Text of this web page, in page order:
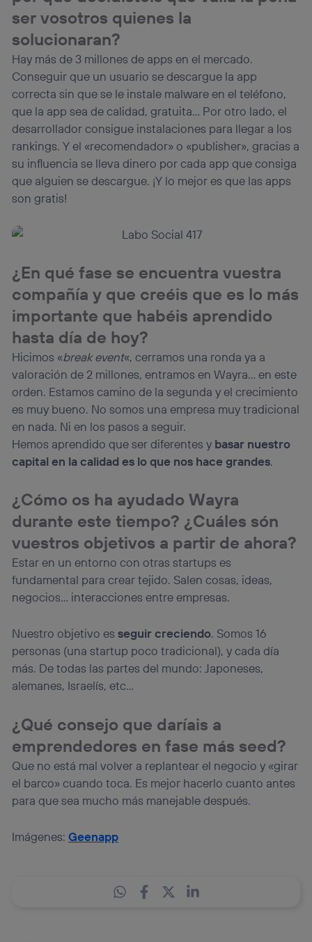
ser vosotros quienes la
solucionaran?
Hay más de 3 millones de apps en el mercado.
Conseguir que un usuario se descargue la app
correcta sin que se le instale malware en el teléfono,
que la app sea de calidad, gratuita… Por otro lado, el
desarrollador consigue instalaciones para llegar a los
rankings. Y el «recomendador» o «publisher», gracias a
su influencia se lleva dinero por cada app que consiga
que alguien se descargue. ¡Y lo mejor es que las apps
son gratis!
¿En qué fase se encuentra vuestra
compañía y que creéis que es lo más
importante que habéis aprendido
hasta día de hoy?
Hicimos «break event«, cerramos una ronda ya a
valoración de 2 millones, entramos en Wayra… en este
orden. Estamos camino de la segunda y el crecimiento
es muy bueno. No somos una empresa muy tradicional
en nada. Ni en los pasos a seguir.
Hemos aprendido que ser diferentes y basar nuestro
capital en la calidad es lo que nos hace grandes.
¿Cómo os ha ayudado Wayra
durante este tiempo? ¿Cuáles són
vuestros objetivos a partir de ahora?
Estar en un entorno con otras startups es
fundamental para crear tejido. Salen cosas, ideas,
negocios… interacciones entre empresas.
Nuestro objetivo esseguir creciendo. Somos 16
personas (una startup poco tradicional), y cada día
más. De todas las partes del mundo: Japoneses,
alemanes, Israelís, etc…
¿Qué consejo que daríais a
emprendedores en fase más seed?
Que no está mal volver a replantear el negocio y «girar
el barco» cuando toca. Es mejor hacerlo cuanto antes
para que sea mucho más manejable después.
Imágenes:Geenapp